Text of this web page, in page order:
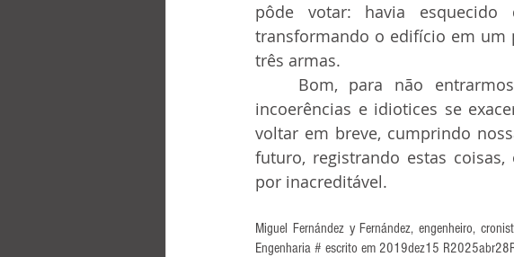
pôde votar: havia
transformando o edifício em um
três armas.
incoerências e idiotices se
voltar em breve, cumprindo
futuro, registrando estas
por inacreditável.
Miguel Fernández y Fernández, engenheiro,
Engenharia # escrito em 2019dez15